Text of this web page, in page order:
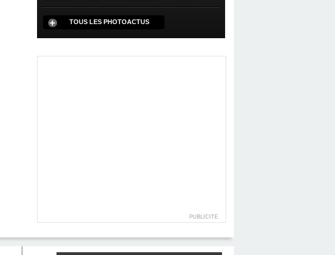
TOUS LES PHOTOACTUS
PUBLICITE